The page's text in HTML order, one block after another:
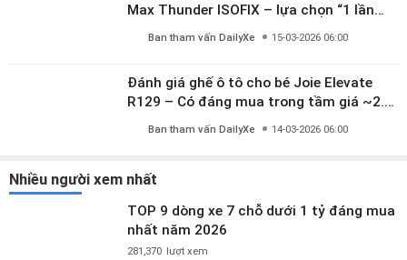
Max Thunder ISOFIX – lựa chọn “1 lần
dùng đến 12 năm” có đáng giá gần 9
Ban tham vấn DailyXe 15-03-2026 06:00
Đánh giá ghế ô tô cho bé Joie Elevate
R129 – Có đáng mua trong tầm giá ~2.8
Ban tham vấn DailyXe 14-03-2026 06:00
Nhiều người xem nhất
TOP 9 dòng xe 7 chỗ dưới 1 tỷ đáng mua
nhất năm 2026
281,370 lượt xem